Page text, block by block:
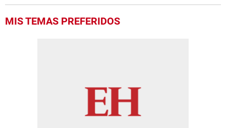
MIS TEMAS PREFERIDOS